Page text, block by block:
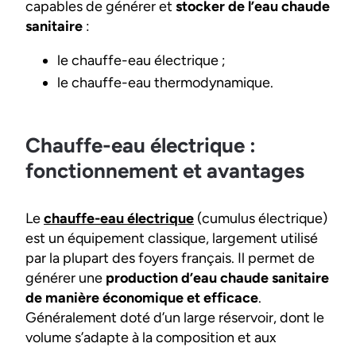
capables de générer et stocker de l’eau chaude
sanitaire :
le chauffe-eau électrique ;
le chauffe-eau thermodynamique.
Chauffe-eau électrique :
fonctionnement et avantages
Lechauffe-eau électrique (cumulus électrique)
est un équipement classique, largement utilisé
par la plupart des foyers français. Il permet de
générer une production d’eau chaude sanitaire
de manière économique et efficace.
Généralement doté d’un large réservoir, dont le
volume s’adapte à la composition et aux